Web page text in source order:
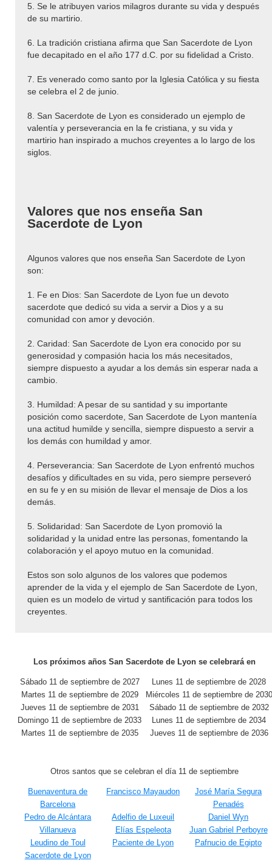
5. Se le atribuyen varios milagros durante su vida y después
de su martirio.
6. La tradición cristiana afirma que San Sacerdote de Lyon
fue decapitado en el año 177 d.C. por su fidelidad a Cristo.
7. Es venerado como santo por la Iglesia Católica y su fiesta
se celebra el 2 de junio.
8. San Sacerdote de Lyon es considerado un ejemplo de
valentía y perseverancia en la fe cristiana, y su vida y
martirio han inspirado a muchos creyentes a lo largo de los
siglos.
Valores que nos enseña San
Sacerdote de Lyon
Algunos valores que nos enseña San Sacerdote de Lyon
son:
1. Fe en Dios: San Sacerdote de Lyon fue un devoto
sacerdote que dedicó su vida a servir a Dios y a su
comunidad con amor y devoción.
2. Caridad: San Sacerdote de Lyon era conocido por su
generosidad y compasión hacia los más necesitados,
siempre dispuesto a ayudar a los demás sin esperar nada a
cambio.
3. Humildad: A pesar de su santidad y su importante
posición como sacerdote, San Sacerdote de Lyon mantenía
una actitud humilde y sencilla, siempre dispuesto a servir a
los demás con humildad y amor.
4. Perseverancia: San Sacerdote de Lyon enfrentó muchos
desafíos y dificultades en su vida, pero siempre perseveró
en su fe y en su misión de llevar el mensaje de Dios a los
demás.
5. Solidaridad: San Sacerdote de Lyon promovió la
solidaridad y la unidad entre las personas, fomentando la
colaboración y el apoyo mutuo en la comunidad.
Estos son solo algunos de los valores que podemos
aprender de la vida y el ejemplo de San Sacerdote de Lyon,
quien es un modelo de virtud y santificación para todos los
creyentes.
Los próximos años San Sacerdote de Lyon se celebrará en
Sábado 11 de septiembre de 2027
Lunes 11 de septiembre de 2028
Martes 11 de septiembre de 2029
Miércoles 11 de septiembre de 2030
Jueves 11 de septiembre de 2031
Sábado 11 de septiembre de 2032
Domingo 11 de septiembre de 2033
Lunes 11 de septiembre de 2034
Martes 11 de septiembre de 2035
Jueves 11 de septiembre de 2036
Otros santos que se celebran el día 11 de septiembre
Buenaventura de
Barcelona
Francisco Mayaudon
José María Segura
Penadés
Pedro de Alcántara
Villanueva
Adelfio de Luxeuil
Daniel Wyn
Elías Espeleota
Juan Gabriel Perboyre
Leudino de Toul
Paciente de Lyon
Pafnucio de Egipto
Sacerdote de Lyon